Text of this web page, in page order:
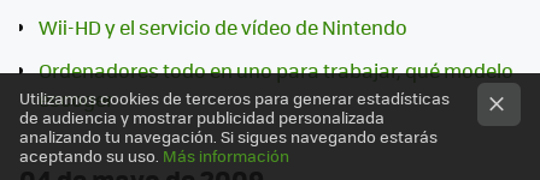
Wii-HD y el servicio de vídeo de Nintendo
Ordenadores todo en uno para trabajar, qué modelo
escoger
Utilizamos cookies de terceros para generar estadísticas
de audiencia y mostrar publicidad personalizada
analizando tu navegación. Si sigues navegando estarás
aceptando su uso. Más información